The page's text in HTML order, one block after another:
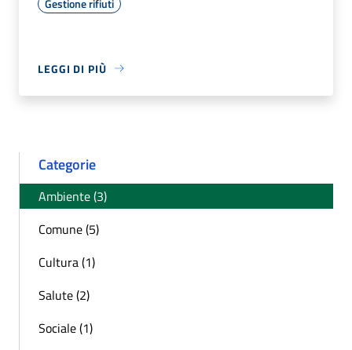
LEGGI DI PIÙ
Categorie
Ambiente (3)
Comune (5)
Cultura (1)
Salute (2)
Sociale (1)